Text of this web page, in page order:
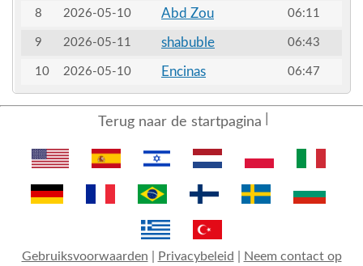
8 2026-05-10 Abd Zou 06:11
9 2026-05-11 shabuble 06:43
10 2026-05-10 Encinas 06:47
Terug naar de startpagina
Gebruiksvoorwaarden Privacybeleid Neem contact op